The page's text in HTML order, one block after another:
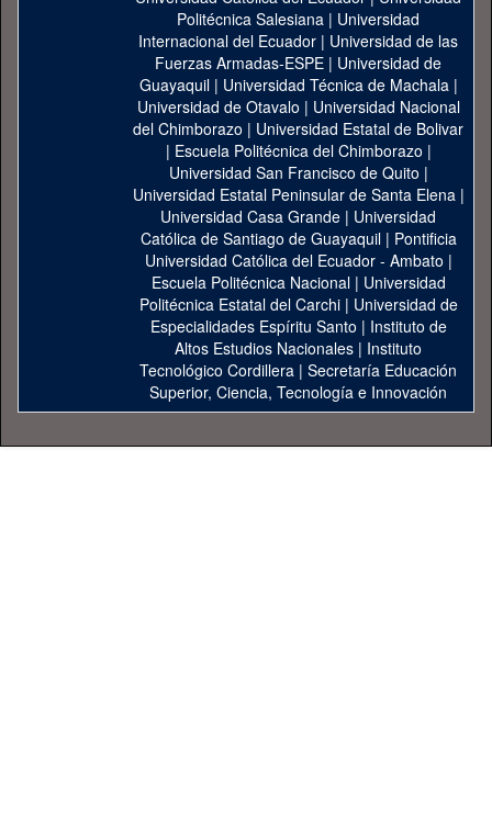
Politécnica Salesiana | Universidad
Internacional del Ecuador | Universidad de las
Fuerzas Armadas-ESPE | Universidad de
Guayaquil| Universidad Técnica de Machala|
Universidad de Otavalo | Universidad Nacional
del Chimborazo | Universidad Estatal de Bolivar
| Escuela Politécnica del Chimborazo |
Universidad San Francisco de Quito |
Universidad Estatal Peninsular de Santa Elena|
Universidad Casa Grande | Universidad
Católica de Santiago de Guayaquil| Pontificia
Universidad Católica del Ecuador - Ambato |
Escuela Politécnica Nacional| Universidad
Politécnica Estatal del Carchi| Universidad de
Especialidades Espíritu Santo | Instituto de
Altos Estudios Nacionales | Instituto
Tecnológico Cordillera | Secretaría Educación
Superior, Ciencia, Tecnología e Innovación